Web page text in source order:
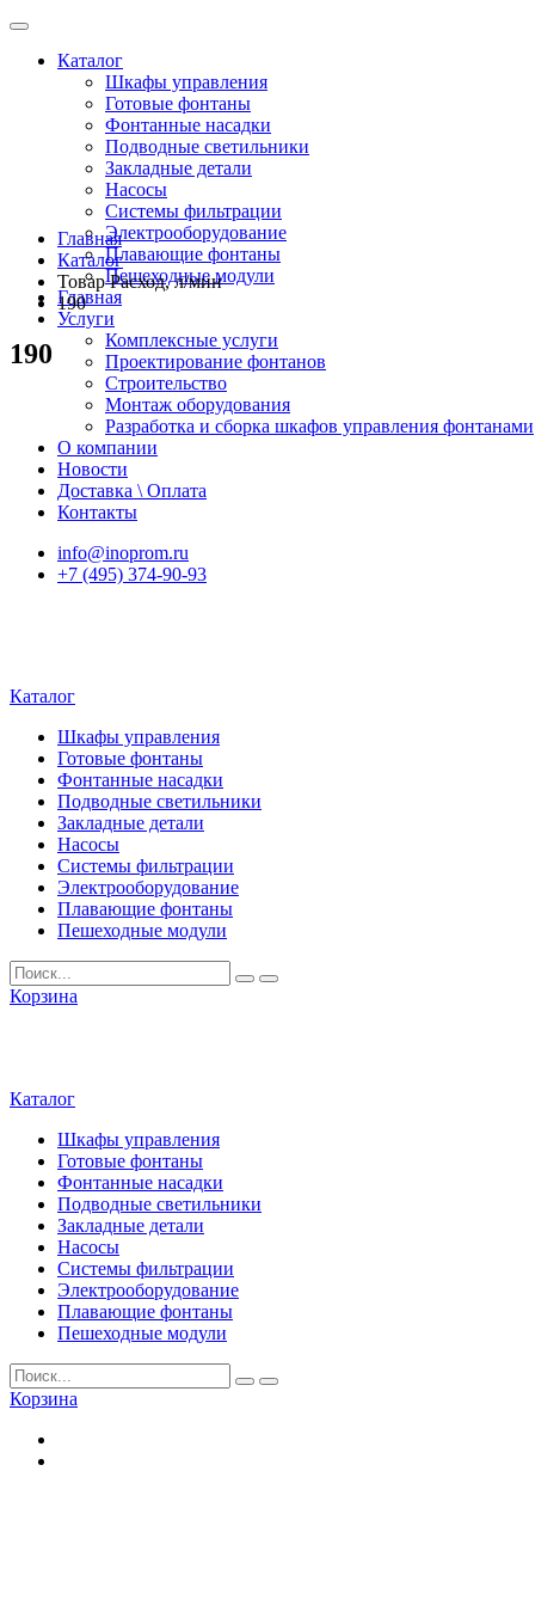
Каталог
Шкафы управления
Готовые фонтаны
Фонтанные насадки
Подводные светильники
Закладные детали
Насосы
Системы фильтрации
Электрооборудование
Плавающие фонтаны
Пешеходные модули
Главная
Услуги
Комплексные услуги
Проектирование фонтанов
Строительство
Монтаж оборудования
Разработка и сборка шкафов управления фонтанами
О компании
Новости
Доставка \ Оплата
Контакты
info@inoprom.ru
+7 (495) 374-90-93
Каталог
Шкафы управления
Готовые фонтаны
Фонтанные насадки
Подводные светильники
Закладные детали
Насосы
Системы фильтрации
Электрооборудование
Плавающие фонтаны
Пешеходные модули
Корзина
Каталог
Шкафы управления
Готовые фонтаны
Фонтанные насадки
Подводные светильники
Закладные детали
Насосы
Системы фильтрации
Электрооборудование
Плавающие фонтаны
Пешеходные модули
Корзина
Главная
Каталог
Товар Расход, л/мин
190
190